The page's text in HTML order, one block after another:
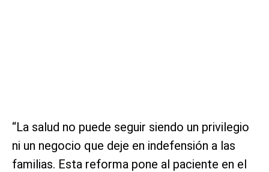
“La salud no puede seguir siendo un privilegio
ni un negocio que deje en indefensión a las
familias. Esta reforma pone al paciente en el